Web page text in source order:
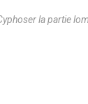
la partie